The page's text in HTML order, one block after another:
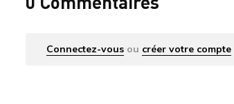
Connectez-vous ou créer votre compte